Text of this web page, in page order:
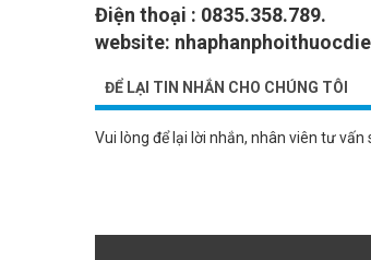
Điện thoại : 0835.358.789.
website:
ĐỂ LẠI TIN NHẮN CHO CHÚNG TÔI
Vui lòng để lại lời nhắn, nhân viên tư vấn